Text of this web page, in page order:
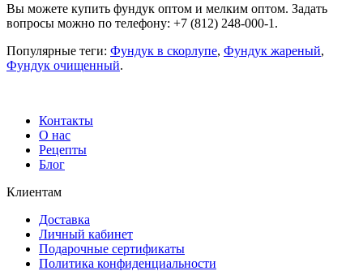
Вы можете купить фундук оптом и мелким оптом. Задать
вопросы можно по телефону: +7 (812) 248-000-1.
Популярные теги: Фундук в скорлупе, Фундук жареный,
Фундук очищенный.
Контакты
О нас
Рецепты
Блог
Клиентам
Доставка
Личный кабинет
Подарочные сертификаты
Политика конфиденциальности